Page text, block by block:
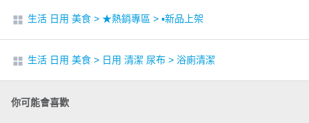
生活 日用 美食 > ★熱銷專區 > ▪︎新品上架
生活 日用 美食 > 日用 清潔 尿布 > 浴廁清潔
你可能會喜歡